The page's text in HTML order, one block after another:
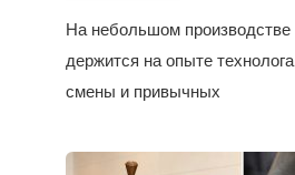
На небольшом производстве
держится на опыте
смены и привычных